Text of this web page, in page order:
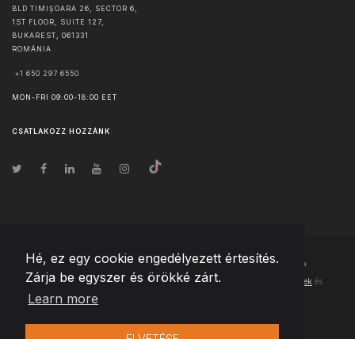
Hé, ez egy cookie engedélyezett értesítés.
Zárja be egyszer és örökké zárt.
Learn more
BLD TIMIȘOARA 26, SECTOR 6,
1ST FLOOR, SUITE 127,
BUKAREST
061331
ROMÁNIA
+1 650 297 6550
MON-FRI 09:00-18:00 EET
CSATLAKOZZ HOZZÁNK
© Szerzői jog2026 Team Extension Hungary- Minden jog fenntartva
Changelog ● Ezen webhely használatával elfogadja Használati feltételek és